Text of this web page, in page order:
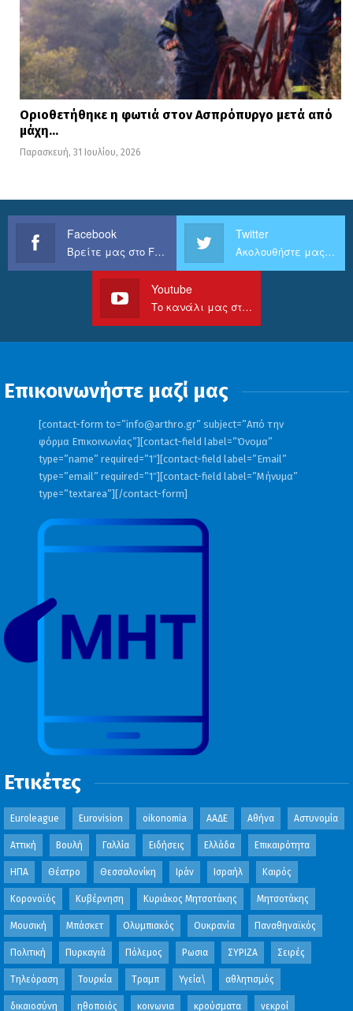
Οριοθετήθηκε η φωτιά στον Ασπρόπυργο μετά από
μάχη…
Παρασκευή, 31 Ιουλίου, 2026
Facebook
Βρείτε μας στο Facebook
Twitter
Ακολουθήστε μας στο Twitter
Youtube
Το κανάλι μας στο Youtube
Επικοινωνήστε μαζί μας
[contact-form to=”info@arthro.gr” subject=”Από την
φόρμα Επικοινωνίας”][contact-field label=”Όνομα”
type=”name” required=”1″][contact-field label=”Email”
type=”email” required=”1″][contact-field label=”Μήνυμα”
type=”textarea”][/contact-form]
Ετικέτες
Euroleague Eurovision oikonomia ΑΑΔΕ Αθήνα Αστυνομία
Αττική Βουλή Γαλλία Ειδήσεις Ελλάδα Επικαιρότητα
ΗΠΑ Θέατρο Θεσσαλονίκη Ιράν Ισραήλ Καιρός
Κορονοϊός Κυβέρνηση Κυριάκος Μητσοτάκης Μητσοτάκης
Μουσική Μπάσκετ Ολυμπιακός Ουκρανία Παναθηναϊκός
Πολιτική Πυρκαγιά Πόλεμος Ρωσια ΣΥΡΙΖΑ Σειρές
Τηλεόραση Τουρκία Τραμπ Υγεία\ αθλητισμός
δικαιοσύνη ηθοποιός κοινωνια κρούσματα νεκροί